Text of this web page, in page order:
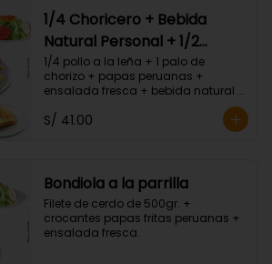
1/4 Choricero + Bebida
Natural Personal + 1/2
Tequeños
1/4 pollo a la leña + 1 palo de
chorizo + papas peruanas +
ensalada fresca + bebida natural
S/ 41.00
Bondiola a la parrilla
Filete de cerdo de 500gr. +
crocantes papas fritas peruanas +
ensalada fresca.